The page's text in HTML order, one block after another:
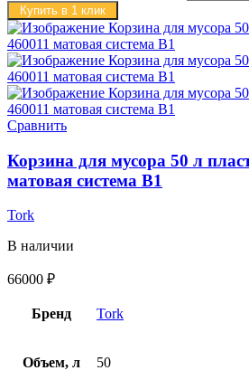
Купить в 1 клик
Сравнить
Корзина для мусора 50 л
матовая система B1
Tork
В наличии
66000 ₽
Бренд Tork
Объем, л 50